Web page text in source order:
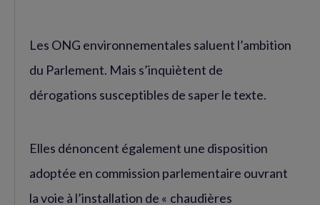
Les ONG environnementales saluent l’ambition
du Parlement. Mais s’inquiètent de
dérogations susceptibles de saper le texte.
Elles dénoncent également une disposition
adoptée en commission parlementaire ouvrant
la voie à l’installation de « chaudières